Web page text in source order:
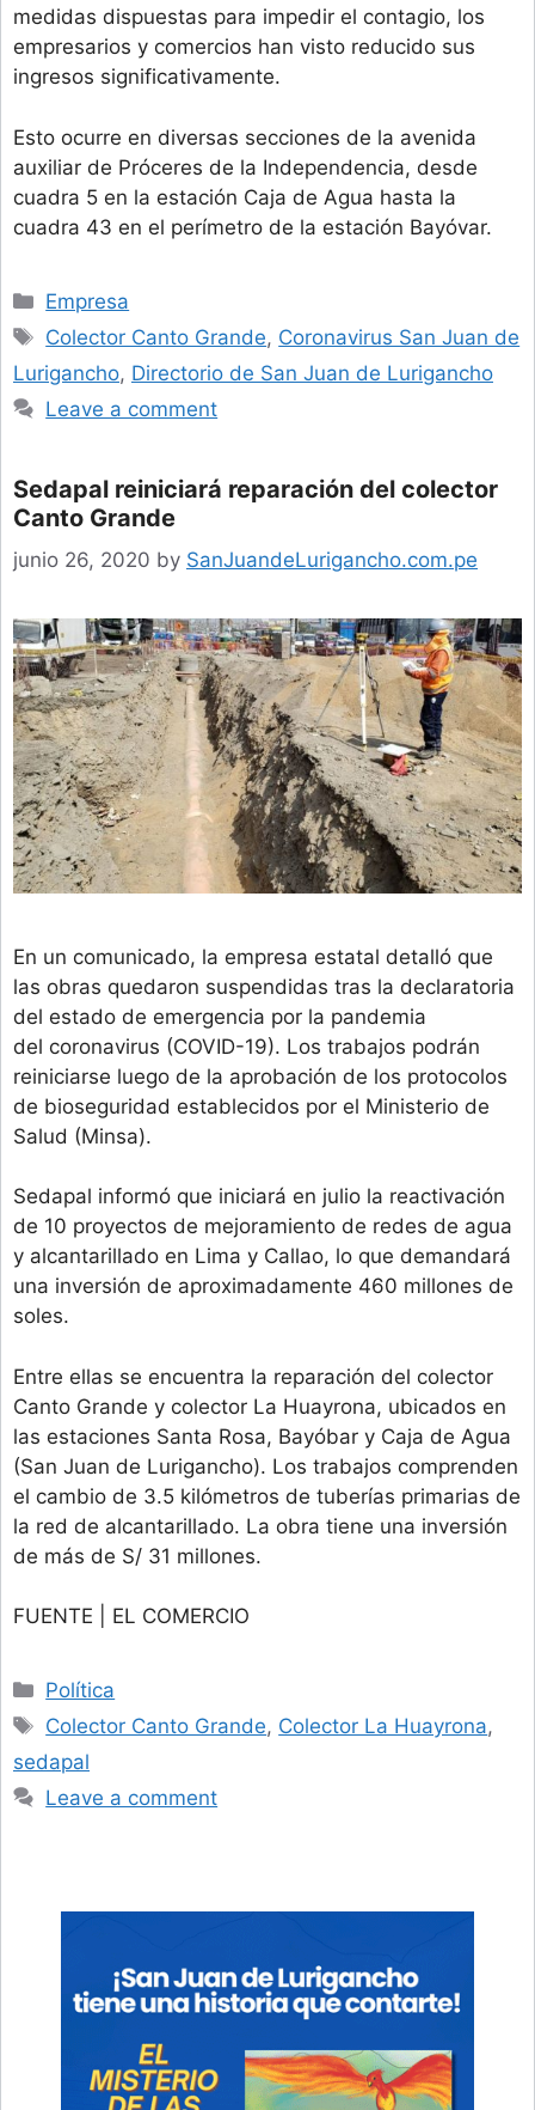
medidas dispuestas para impedir el contagio, los
empresarios y comercios han visto reducido sus
ingresos significativamente.
Esto ocurre en diversas secciones de la avenida
auxiliar de Próceres de la Independencia, desde
cuadra 5 en la estación Caja de Agua hasta la
cuadra 43 en el perímetro de la estación Bayóvar.
Categories
Empresa
Tags
Colector Canto Grande, Coronavirus San Juan de
Lurigancho, Directorio de San Juan de Lurigancho
Leave a comment
Sedapal reiniciará reparación del colector
Canto Grande
junio 26, 2020 by SanJuandeLurigancho.com.pe
En un comunicado, la empresa estatal detalló que
las obras quedaron suspendidas tras la declaratoria
del estado de emergencia por la pandemia
del coronavirus (COVID-19). Los trabajos podrán
reiniciarse luego de la aprobación de los protocolos
de bioseguridad establecidos por el Ministerio de
Salud (Minsa).
Sedapal informó que iniciará en julio la reactivación
de 10 proyectos de mejoramiento de redes de agua
y alcantarillado en Lima y Callao, lo que demandará
una inversión de aproximadamente 460 millones de
soles.
Entre ellas se encuentra la reparación del colector
Canto Grande y colector La Huayrona, ubicados en
las estaciones Santa Rosa, Bayóbar y Caja de Agua
(San Juan de Lurigancho). Los trabajos comprenden
el cambio de 3.5 kilómetros de tuberías primarias de
la red de alcantarillado. La obra tiene una inversión
de más de S/ 31 millones.
FUENTE | EL COMERCIO
Categories
Política
Tags
Colector Canto Grande, Colector La Huayrona,
sedapal
Leave a comment